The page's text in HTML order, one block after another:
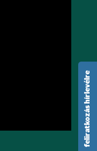
feliratkozás hírlevélre